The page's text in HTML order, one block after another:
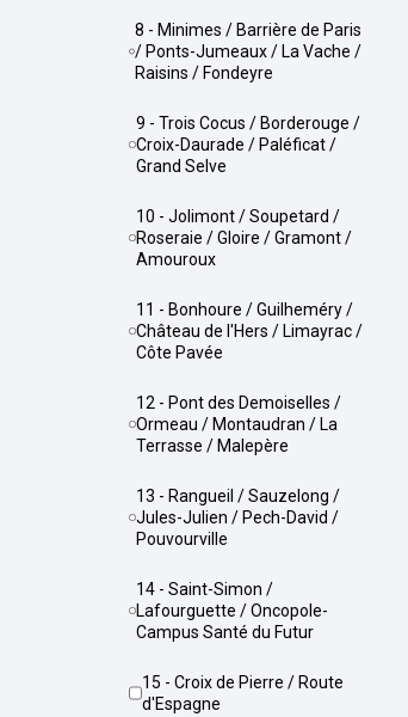
8 - Minimes / Barrière de Paris
/ Ponts-Jumeaux / La Vache /
Raisins / Fondeyre
9 - Trois Cocus / Borderouge /
Croix-Daurade / Paléficat /
Grand Selve
10 - Jolimont / Soupetard /
Roseraie / Gloire / Gramont /
Amouroux
11 - Bonhoure / Guilheméry /
Château de l'Hers / Limayrac /
Côte Pavée
12 - Pont des Demoiselles /
Ormeau / Montaudran / La
Terrasse / Malepère
13 - Rangueil / Sauzelong /
Jules-Julien / Pech-David /
Pouvourville
14 - Saint-Simon /
Lafourguette / Oncopole-
Campus Santé du Futur
15 - Croix de Pierre / Route
d'Espagne